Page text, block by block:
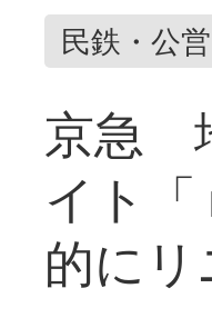
民鉄・公
京急
イト
的に